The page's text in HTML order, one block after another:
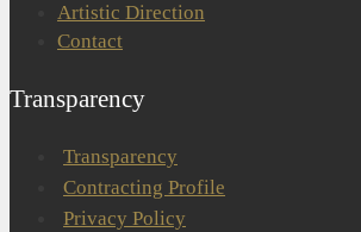
Artistic Direction
Contact
Transparency
Transparency
Contracting Profile
Privacy Policy